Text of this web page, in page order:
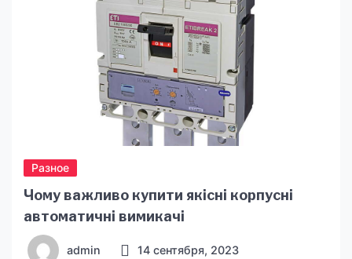
Разное
Чому важливо купити якісні корпусні
автоматичні вимикачі
admin 14 сентября, 2023